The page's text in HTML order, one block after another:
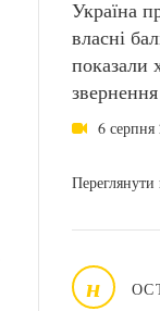
Україна
власні
показали
6
Переглянути
н